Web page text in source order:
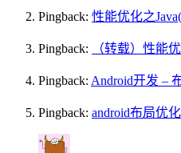
Pingback: 性能优化之
Pingback: （转载）性能
Pingback: Android开发 –
Pingback: android布局优